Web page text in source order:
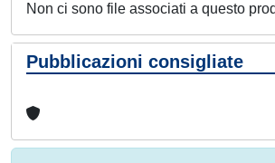
Non ci sono file associati a questo
Pubblicazioni consigliate